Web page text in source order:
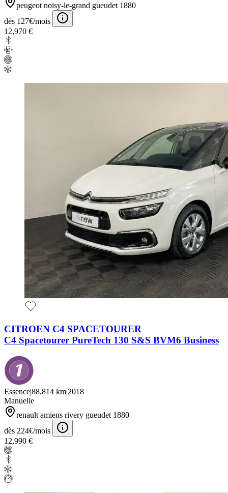
peugeot noisy-le-grand gueudet 1880
dès 127€/mois
12,970 €
CITROEN C4 SPACETOURER
C4 Spacetourer PureTech 130 S&S BVM6 Business
Essence|88,814 km|2018
Manuelle
renault amiens rivery gueudet 1880
dès 224€/mois
12,990 €